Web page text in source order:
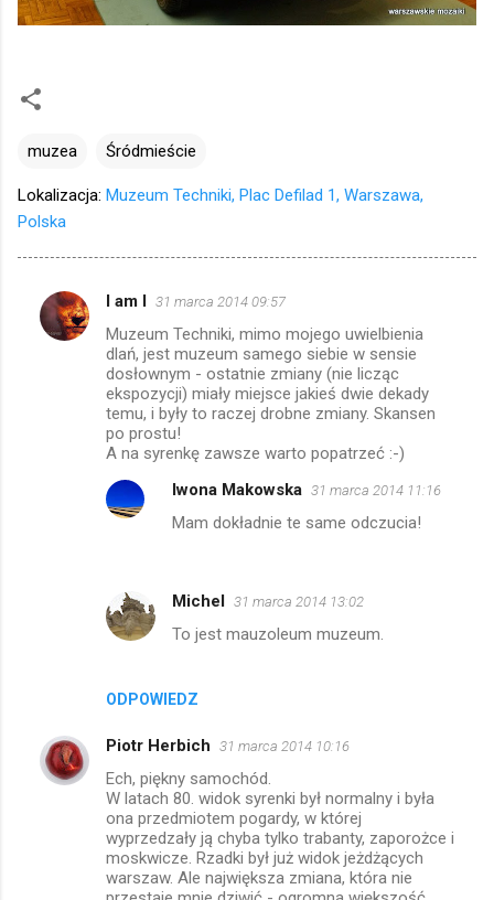
muzea Śródmieście
Lokalizacja: Muzeum Techniki, Plac Defilad 1, Warszawa,
Polska
K
o
I am I 31 marca 2014 09:57
Muzeum Techniki, mimo mojego uwielbienia
dlań, jest muzeum samego siebie w sensie
dosłownym - ostatnie zmiany (nie licząc
ekspozycji) miały miejsce jakieś dwie dekady
temu, i były to raczej drobne zmiany. Skansen
po prostu!
A na syrenkę zawsze warto popatrzeć :-)
ODPOWIEDZ
Iwona Makowska 31 marca 2014 11:16
Mam dokładnie te same odczucia!
Michel 31 marca 2014 13:02
To jest mauzoleum muzeum.
Piotr Herbich 31 marca 2014 10:16
Ech, piękny samochód.
W latach 80. widok syrenki był normalny i była
ona przedmiotem pogardy, w której
wyprzedzały ją chyba tylko trabanty, zaporożce i
moskwicze. Rzadki był już widok jeżdżących
warszaw. Ale największa zmiana, która nie